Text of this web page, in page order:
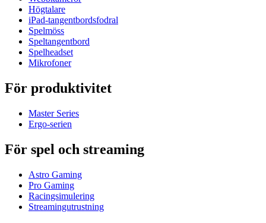
Högtalare
iPad-tangentbordsfodral
Spelmöss
Speltangentbord
Spelheadset
Mikrofoner
För produktivitet
Master Series
Ergo-serien
För spel och streaming
Astro Gaming
Pro Gaming
Racingsimulering
Streamingutrustning